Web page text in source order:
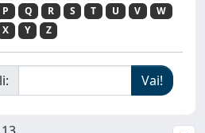
P Q R S T U V
W
X
Y Z